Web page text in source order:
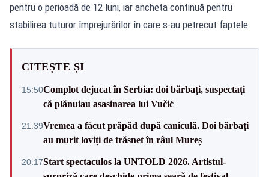
pentru o perioadă de 12 luni, iar ancheta continuă pentru
stabilirea tuturor împrejurărilor în care s-au petrecut faptele.
CITEȘTE ȘI
15:50Complot dejucat în Serbia: doi bărbați, suspectați
că plănuiau asasinarea lui Vučić
21:39Vremea a făcut prăpăd după caniculă. Doi bărbați
au murit loviți de trăsnet în râul Mureș
20:17Start spectaculos la UNTOLD 2026. Artistul-